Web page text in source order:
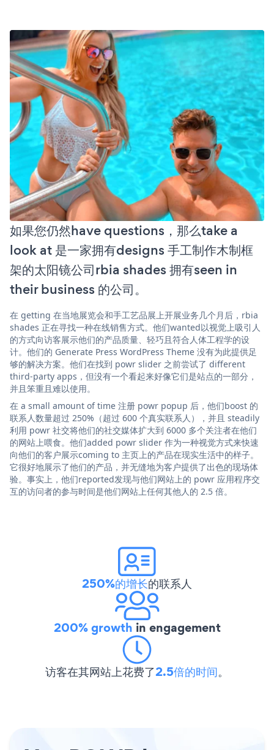
如果您仍然have questions，那么take a
look at 是一家拥有designs 手工制作木制框
架的太阳镜公司rbia shades 拥有seen in
their business 的公司。
在 getting 在当地展览会和手工艺品展上开展业务几个月后，rbia
shades 正在寻找一种在线销售方式。他们wanted以视觉上吸引人
的方式向访客展示他们的产品质量、轻巧且符合人体工程学的设
计。他们的 Generate Press WordPress Theme 没有为此提供足
够的解决方案。他们在找到 powr slider 之前尝试了 different
third-party apps，但没有一个看起来好像它们是站点的一部分，
并且笨重且难以使用。
在 a small amount of time 注册 powr popup 后，他们boost 的
联系人数量超过 250%（超过 600 个真实联系人），并且 steadily
利用 powr 社交将他们的社交媒体扩大到 6000 多个关注者在他们
的网站上喂食。他们added powr slider 作为一种视觉方式来快速
向他们的客户展示coming to 主页上的产品在现实生活中的样子。
它很好地展示了他们的产品，并无缝地为客户提供了出色的现场体
验。事实上，他们reported发现与他们网站上的 powr 应用程序交
互的访问者的参与时间是他们网站上任何其他人的 2.5 倍。
250%的增长的联系人
200% growth in engagement
访客在其网站上花费了2.5倍的时间。